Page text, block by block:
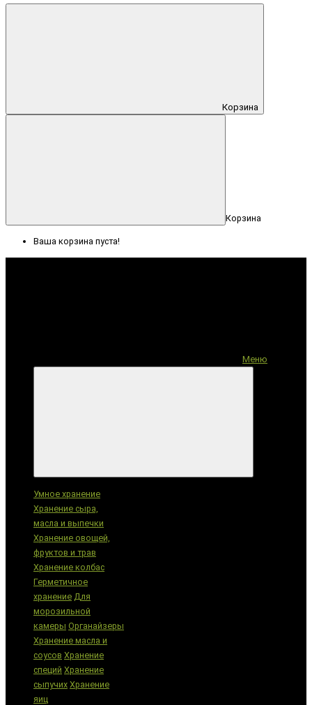
Корзина
Корзина
Ваша корзина пуста!
Меню
Умное хранение
Хранение сыра,
масла и выпечки
Хранение овощей,
фруктов и трав
Хранение колбас
Герметичное
хранение Для
морозильной
камеры Органайзеры
Хранение масла и
соусов Хранение
специй Хранение
сыпучих Хранение
яиц